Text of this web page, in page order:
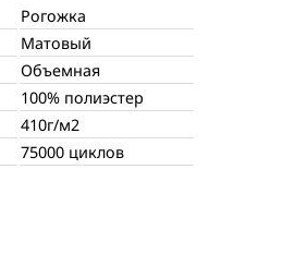
Рогожка
Матовый
Объемная
100% полиэстер
410г/м2
75000 циклов